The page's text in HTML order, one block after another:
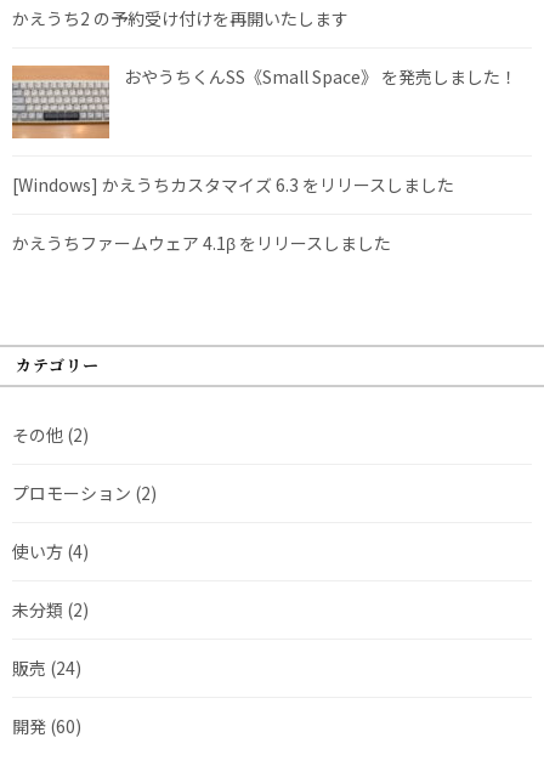
かえうち2 の予約受け付けを再開いたします
おやうちくんSS《Small Space》 を発売しました！
[Windows] かえうちカスタマイズ 6.3 をリリースしました
かえうちファームウェア 4.1β をリリースしました
カテゴリー
その他 (2)
プロモーション (2)
使い方 (4)
未分類 (2)
販売 (24)
開発 (60)